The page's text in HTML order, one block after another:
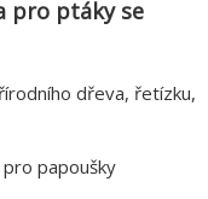
pro ptáky se
dřeva, řetízku,
pro papoušky